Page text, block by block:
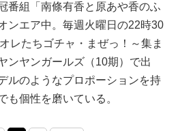
番組「南條有香と原あや香のふ
ンエア中。毎週火曜日の22時30
レたちゴチャ・まぜっ！～集ま
ンヤンガールズ（10期）で出
ルのようなプロポーションを持
も個性を磨いている。